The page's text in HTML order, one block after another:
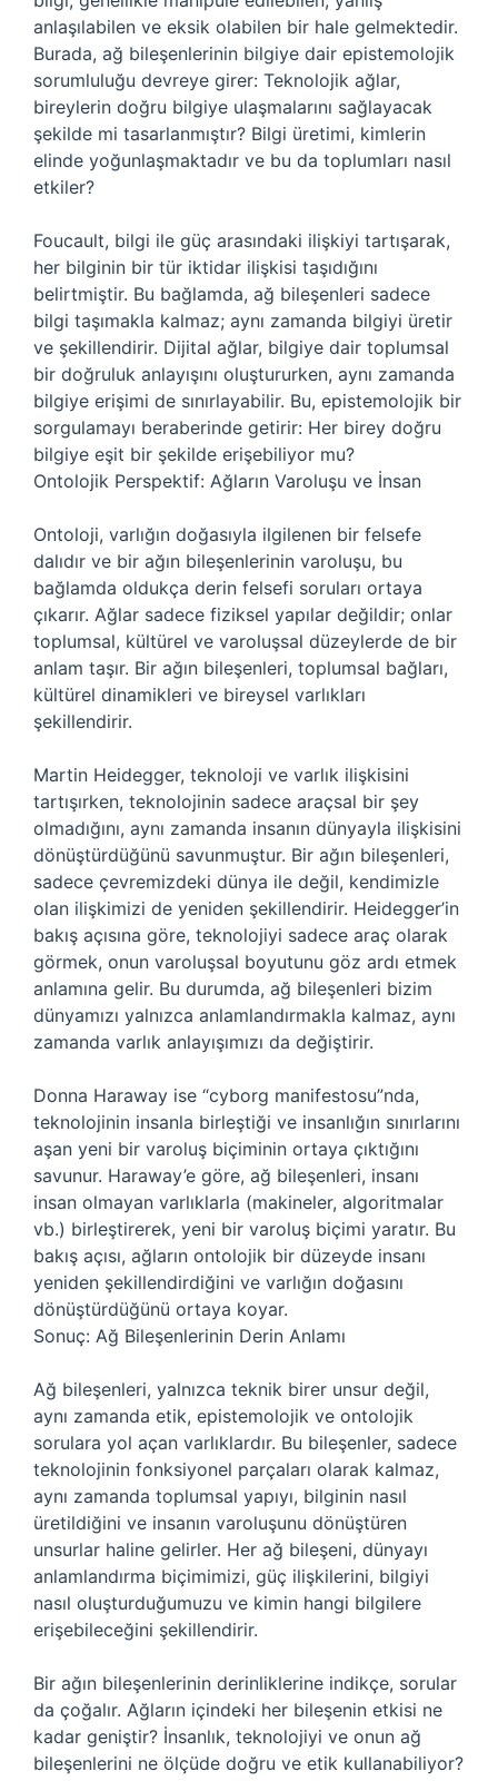
anlaşılabilen ve eksik olabilen bir hale gelmektedir.
Burada, ağ bileşenlerinin bilgiye dair epistemolojik
sorumluluğu devreye girer: Teknolojik ağlar,
bireylerin doğru bilgiye ulaşmalarını sağlayacak
şekilde mi tasarlanmıştır? Bilgi üretimi, kimlerin
elinde yoğunlaşmaktadır ve bu da toplumları nasıl
etkiler?
Foucault, bilgi ile güç arasındaki ilişkiyi tartışarak,
her bilginin bir tür iktidar ilişkisi taşıdığını
belirtmiştir. Bu bağlamda, ağ bileşenleri sadece
bilgi taşımakla kalmaz; aynı zamanda bilgiyi üretir
ve şekillendirir. Dijital ağlar, bilgiye dair toplumsal
bir doğruluk anlayışını oluştururken, aynı zamanda
bilgiye erişimi de sınırlayabilir. Bu, epistemolojik bir
sorgulamayı beraberinde getirir: Her birey doğru
bilgiye eşit bir şekilde erişebiliyor mu?
Ontolojik Perspektif: Ağların Varoluşu ve İnsan
Ontoloji, varlığın doğasıyla ilgilenen bir felsefe
dalıdır ve bir ağın bileşenlerinin varoluşu, bu
bağlamda oldukça derin felsefi soruları ortaya
çıkarır. Ağlar sadece fiziksel yapılar değildir; onlar
toplumsal, kültürel ve varoluşsal düzeylerde de bir
anlam taşır. Bir ağın bileşenleri, toplumsal bağları,
kültürel dinamikleri ve bireysel varlıkları
şekillendirir.
Martin Heidegger, teknoloji ve varlık ilişkisini
tartışırken, teknolojinin sadece araçsal bir şey
olmadığını, aynı zamanda insanın dünyayla ilişkisini
dönüştürdüğünü savunmuştur. Bir ağın bileşenleri,
sadece çevremizdeki dünya ile değil, kendimizle
olan ilişkimizi de yeniden şekillendirir. Heidegger’in
bakış açısına göre, teknolojiyi sadece araç olarak
görmek, onun varoluşsal boyutunu göz ardı etmek
anlamına gelir. Bu durumda, ağ bileşenleri bizim
dünyamızı yalnızca anlamlandırmakla kalmaz, aynı
zamanda varlık anlayışımızı da değiştirir.
Donna Haraway ise “cyborg manifestosu”nda,
teknolojinin insanla birleştiği ve insanlığın sınırlarını
aşan yeni bir varoluş biçiminin ortaya çıktığını
savunur. Haraway’e göre, ağ bileşenleri, insanı
insan olmayan varlıklarla (makineler, algoritmalar
vb.) birleştirerek, yeni bir varoluş biçimi yaratır. Bu
bakış açısı, ağların ontolojik bir düzeyde insanı
yeniden şekillendirdiğini ve varlığın doğasını
dönüştürdüğünü ortaya koyar.
Sonuç: Ağ Bileşenlerinin Derin Anlamı
Ağ bileşenleri, yalnızca teknik birer unsur değil,
aynı zamanda etik, epistemolojik ve ontolojik
sorulara yol açan varlıklardır. Bu bileşenler, sadece
teknolojinin fonksiyonel parçaları olarak kalmaz,
aynı zamanda toplumsal yapıyı, bilginin nasıl
üretildiğini ve insanın varoluşunu dönüştüren
unsurlar haline gelirler. Her ağ bileşeni, dünyayı
anlamlandırma biçimimizi, güç ilişkilerini, bilgiyi
nasıl oluşturduğumuzu ve kimin hangi bilgilere
erişebileceğini şekillendirir.
Bir ağın bileşenlerinin derinliklerine indikçe, sorular
da çoğalır. Ağların içindeki her bileşenin etkisi ne
kadar geniştir? İnsanlık, teknolojiyi ve onun ağ
bileşenlerini ne ölçüde doğru ve etik kullanabiliyor?